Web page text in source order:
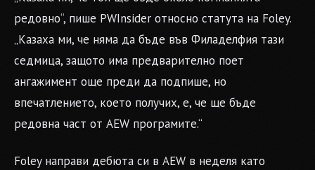
редовно“, пише PWInsider относно статута на Foley.
„Казаха ми, че няма да бъде във Филаделфия тази
седмица, защото има предварително поет
ангажимент още преди да подпише, но
впечатлението, което получих, е, че ще бъде
редовна част от AEW програмите.“
Foley направи дебюта си в AEW в неделя като